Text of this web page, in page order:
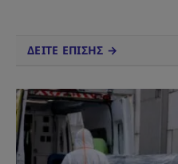
ΔΕΙΤΕ ΕΠΙΣΗΣ →